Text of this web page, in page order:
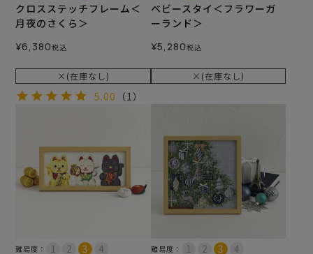
クロスステッチフレーム＜
月夜のさくら＞
¥6,380税込
×(在庫なし)
5.00 （1）
ベビースタイ＜フラワーガ
ーランド＞
¥5,280税込
×(在庫なし)
難易度： 難易度：